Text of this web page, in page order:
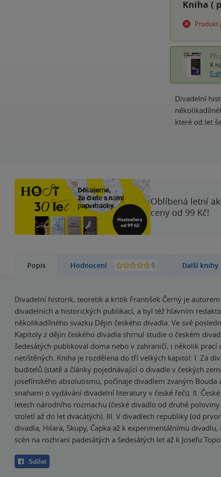
Kniha (
Produkt
Při
K
E-
Divadelní
které od let
Oblíbená letní
ceny od 99 Kč!
Popis Hodnocení 0 Další knihy
Divadelní historik, teoretik a kritik František Černý je
divadelních a historických publikací, a byl též hlavním
několikadílného svazku Dějin českého divadla. Ve své
Kapitoly z dějin českého divadla shrnul studie o českém
šedesátých publikoval doma nebo v zahraničí, i několik prací
netištěných. Kniha je rozdělena do tří velkých kapitol: I. Za
buditelů (statě a články pojednávající o divadle v českých
josefínského absolutismu, počínaje divadlem zvaným Bouda
snahami o vydávání divadelní literatury v české řeči). II.
letech národního rozmachu (české divadlo od druhé
století až do let dvacátých). III. V divadlech republiky (od
divadla, Hilara, Skupy, Čapka až k experimentálnímu divadlu,
scén na rozhraní padesátých a šedesátých let až k Josefu
Sdílet